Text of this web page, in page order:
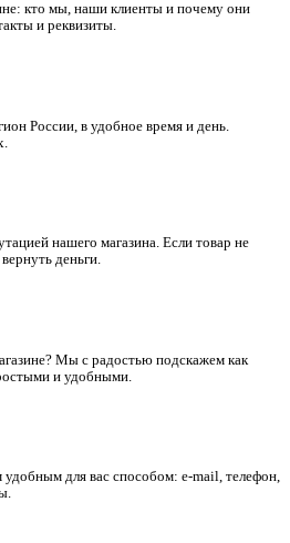
кто мы, наши клиенты и почему они
и реквизиты.
России, в удобное время и день.
нашего магазина. Если товар не
деньги.
Мы с радостью подскажем как
и удобными.
для вас способом: e-mail, телефон,